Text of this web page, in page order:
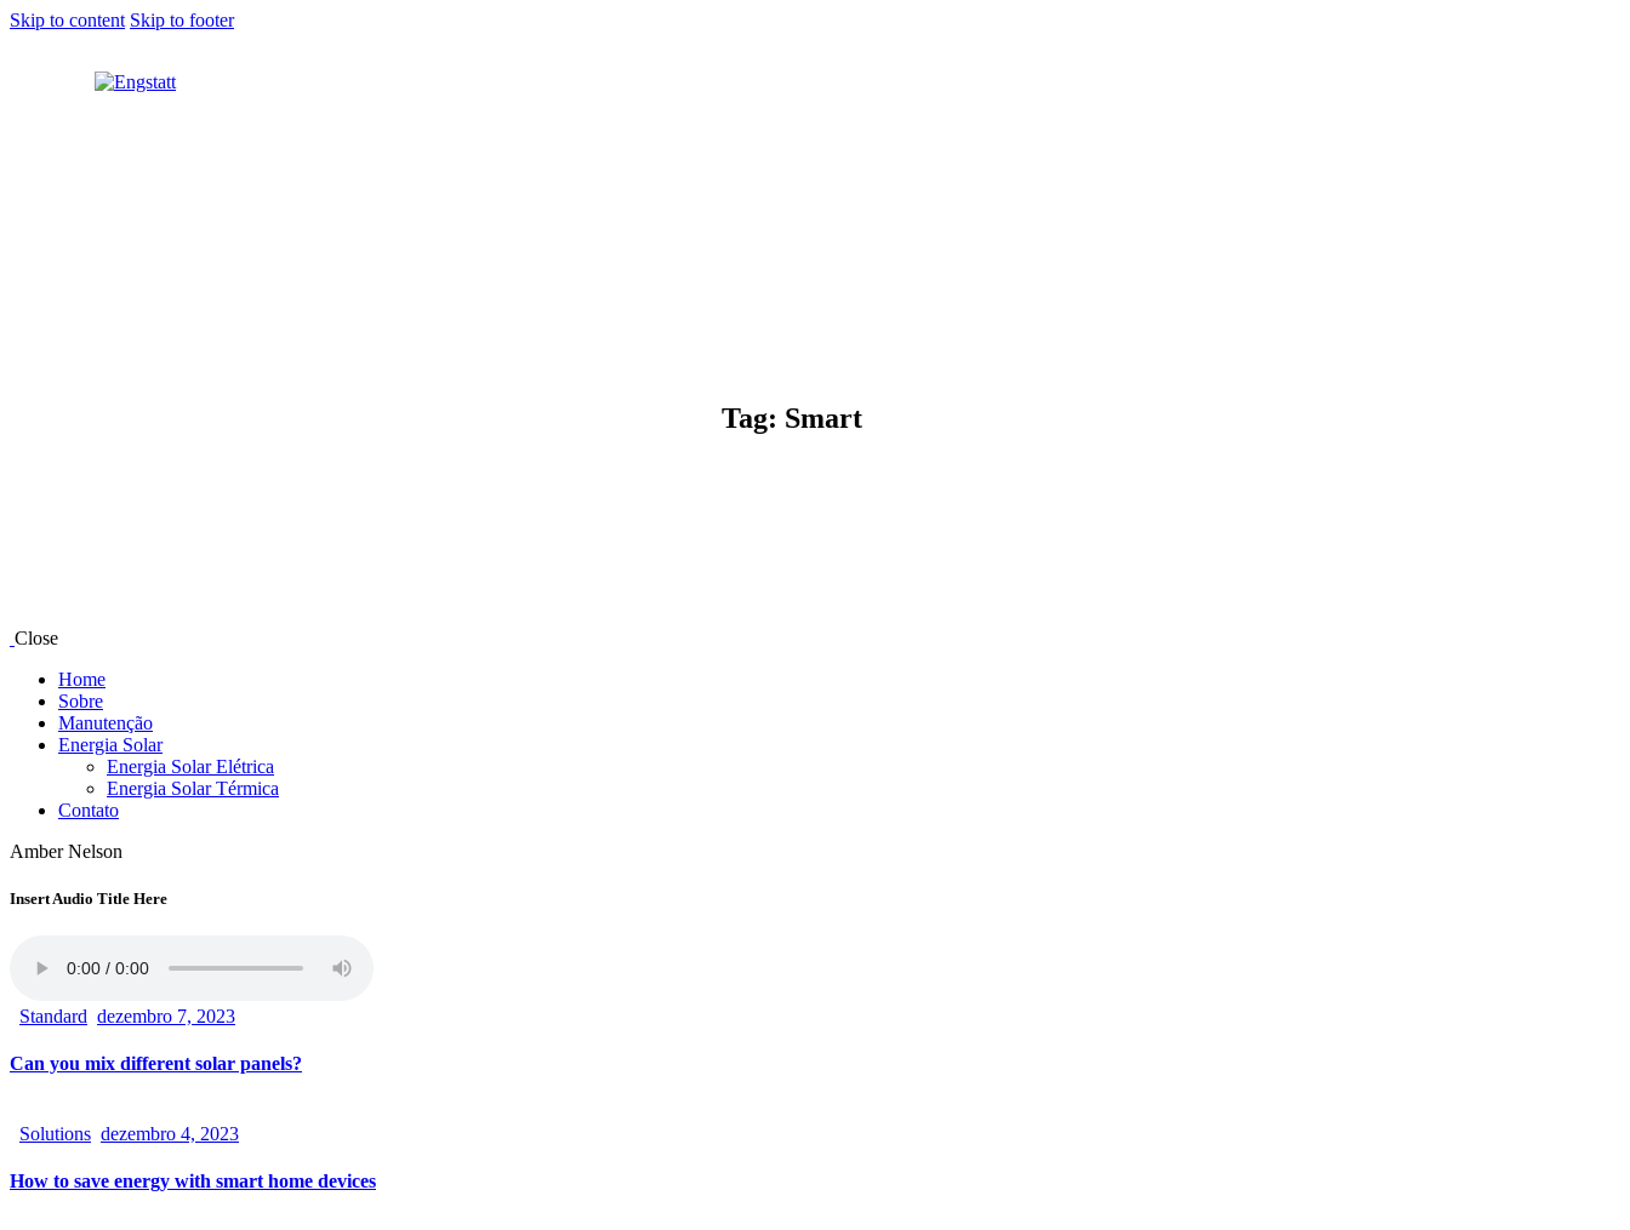
Skip to content Skip to footer
Tag: Smart
Close
Home
Sobre
Manutenção
Energia Solar
Energia Solar Elétrica
Energia Solar Térmica
Contato
Amber Nelson
Insert Audio Title Here
Standard dezembro 7, 2023
Can you mix different solar panels?
Solutions dezembro 4, 2023
How to save energy with smart home devices